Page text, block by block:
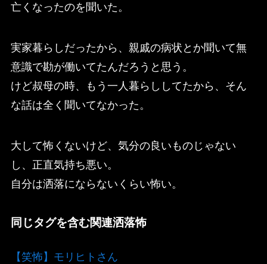
亡くなったのを聞いた。
実家暮らしだったから、親戚の病状とか聞いて無
意識で勘が働いてたんだろうと思う。
けど叔母の時、もう一人暮らししてたから、そん
な話は全く聞いてなかった。
大して怖くないけど、気分の良いものじゃない
し、正直気持ち悪い。
自分は洒落にならないくらい怖い。
同じタグを含む関連洒落怖
【笑怖】モリヒトさん